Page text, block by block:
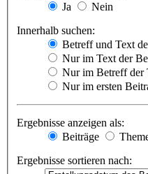
Ja
Nein
Innerhalb suchen:
Betreff und Text
Nur im Text der
Nur im Betreff der
Nur im ersten
Ergebnisse anzeigen als:
Beiträge
Ergebnisse sortieren nach: